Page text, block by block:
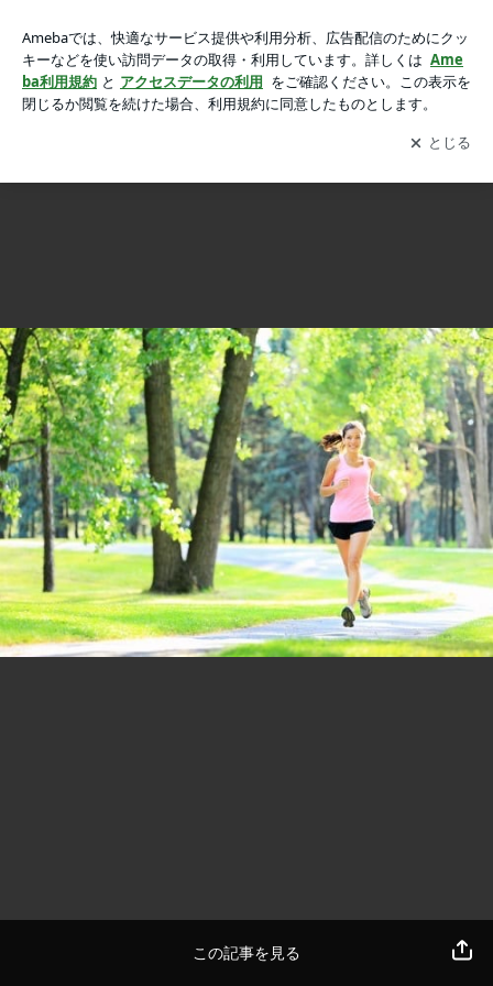
るの画像 8枚中6枚目
✰運動の習慣によってストレス反応を落ち着かせることができる
この記事を見る